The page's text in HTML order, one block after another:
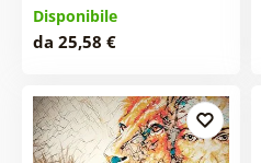
Disponibile
da 25,58 €